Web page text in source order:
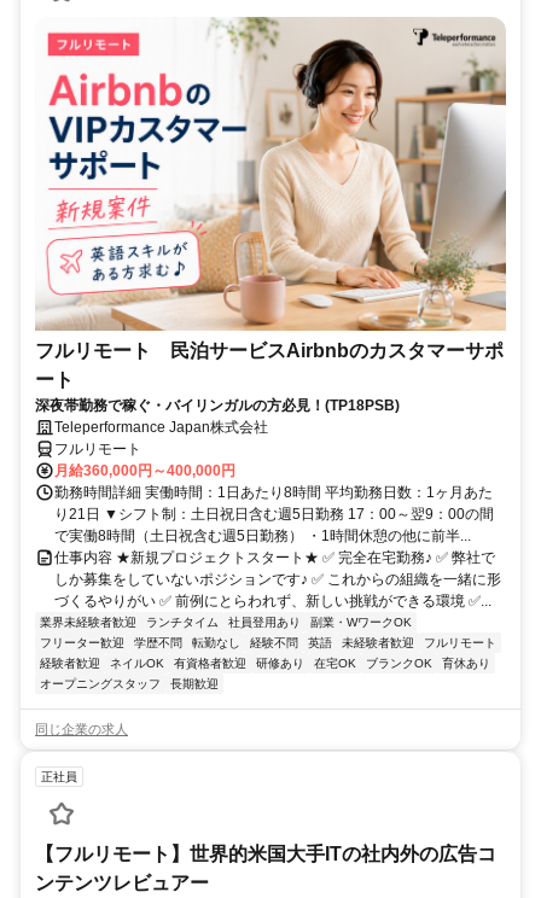
フルリモート 民泊サービスAirbnbのカスタマーサポ
ート
深夜帯勤務で稼ぐ・バイリンガルの方必見！(TP18PSB)
Teleperformance Japan株式会社
フルリモート
月給360,000円～400,000円
勤務時間詳細 実働時間：1日あたり8時間 平均勤務日数：1ヶ月あた
り21日 ▼シフト制：土日祝日含む週5日勤務 17：00～翌9：00の間
で実働8時間（土日祝含む週5日勤務） ・1時間休憩の他に前半...
仕事内容 ★新規プロジェクトスタート★ ✅ 完全在宅勤務♪ ✅ 弊社で
しか募集をしていないポジションです♪ ✅ これからの組織を一緒に形
づくるやりがい ✅ 前例にとらわれず、新しい挑戦ができる環境 ✅...
業界未経験者歓迎 ランチタイム 社員登用あり
副業・WワークOK
フリーター歓迎
学歴不問 転勤なし 経験不問 英語 未経験者歓迎
フルリモート
経験者歓迎
ネイルOK 有資格者歓迎 研修あり 在宅OK ブランクOK
育休あり
オープニングスタッフ
長期歓迎
同じ企業の求人
正社員
【フルリモート】世界的米国大手ITの社内外の広告コ
ンテンツレビュアー